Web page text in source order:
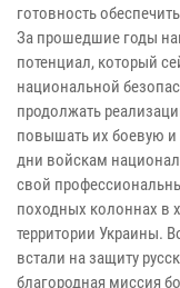
готовность
За прошедшие годы
потенциал, который
национальной
продолжать
повышать их боевую
дни войскам
свой
походных колоннах в
территории Украины.
встали на защиту
благородная миссия